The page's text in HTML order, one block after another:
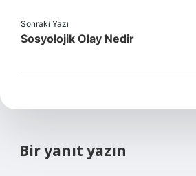
Sonraki Yazı
Sosyolojik Olay Nedir
Bir yanıt yazın